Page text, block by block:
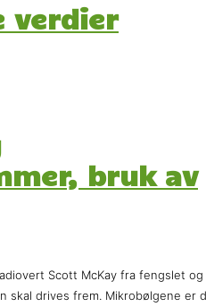
verdier
bruk av
Scott McKay fra fengslet og
skal drives frem. Mikrobølgene er